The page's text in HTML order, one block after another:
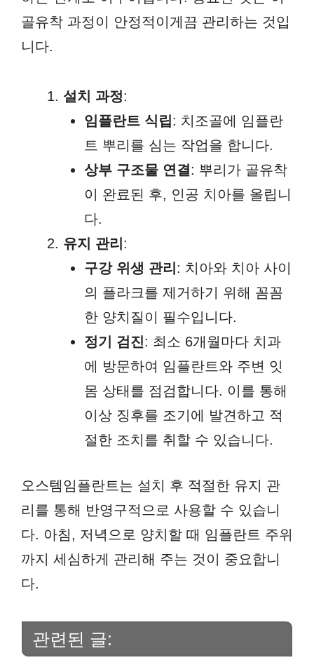
골유착 과정이 안정적이게끔 관리하는 것입
니다.
설치 과정:
임플란트 식립: 치조골에 임플란
트 뿌리를 심는 작업을 합니다.
상부 구조물 연결: 뿌리가 골유착
이 완료된 후, 인공 치아를 올립니
다.
유지 관리:
구강 위생 관리: 치아와 치아 사이
의 플라크를 제거하기 위해 꼼꼼
한 양치질이 필수입니다.
정기 검진: 최소 6개월마다 치과
에 방문하여 임플란트와 주변 잇
몸 상태를 점검합니다. 이를 통해
이상 징후를 조기에 발견하고 적
절한 조치를 취할 수 있습니다.
오스템임플란트는 설치 후 적절한 유지 관
리를 통해 반영구적으로 사용할 수 있습니
다. 아침, 저녁으로 양치할 때 임플란트 주위
까지 세심하게 관리해 주는 것이 중요합니
다.
관련된 글: